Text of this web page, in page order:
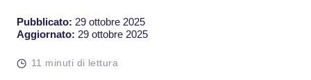
Pubblicato: 29 ottobre 2025
Aggiornato: 29 ottobre 2025
11 minuti di lettura